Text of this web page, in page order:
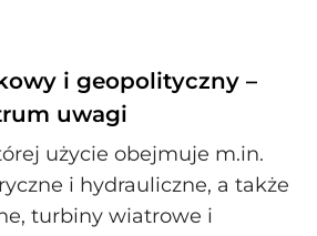
i geopolityczny –
uwagi
użycie obejmuje m.in.
i hydrauliczne, a także
turbiny wiatrowe i